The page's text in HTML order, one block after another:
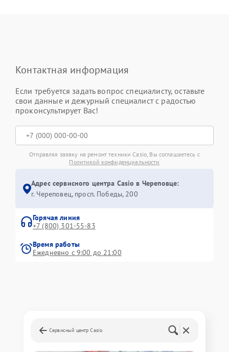
Контактная информация
Если требуется задать вопрос специалисту, оставьте
свои данные и дежурный специалист с радостью
проконсультирует Вас!
Отправляя заявку на ремонт техники Casio, Вы соглашаетесь с
Политикой конфиденциальности
Адрес сервисного центра Casio в Череповце:
г. Череповец, просп. Победы, 200
Горячая линия
+7 (800) 301-55-83
Время работы
Ежедневно с 9:00 до 21:00
Сервисный центр Casio